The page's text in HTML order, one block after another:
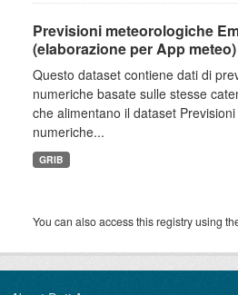
Previsioni meteorologiche
(elaborazione per App meteo)
Questo dataset contiene dati di
numeriche basate sulle stesse
che alimentano il dataset
numeriche...
GRIB
You can also access this registry using